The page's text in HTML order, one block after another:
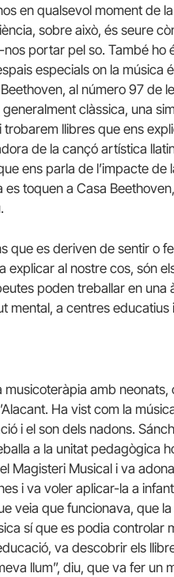
en qualsevol moment de
sobre això, és seure
portar pel so. També
especials on la música
al número 97 de
clàssica, una
llibres que ens
de la cançó artística
ens parla de l’impacte de
toquen a Casa
que es deriven de sentir o
explicar al nostre cos, són
poden treballar en una
mental, a centres educatius
musicoteràpia amb
Ha vist com la
i el son dels nadons.
a la unitat pedagògica
Magisteri Musical i va
i va voler aplicar-la a
veia que funcionava, que
sí que es podia controlar
va descobrir els
llum”, diu, que va fer un